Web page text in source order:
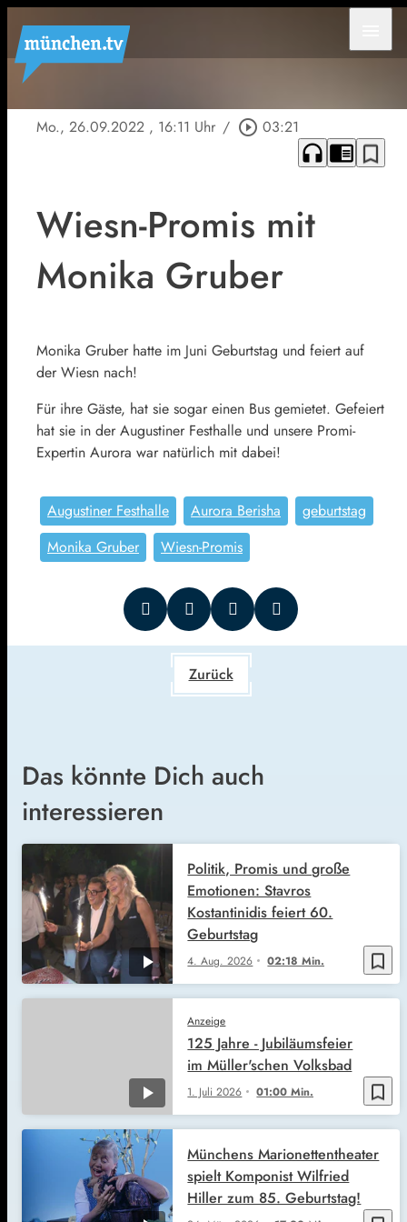
Mo., 26.09.2022 , 16:11 Uhr / play_circle_outline 03:21
headphones chrome_reader_mode bookmark_border
Wiesn-Promis mit
Monika Gruber
Monika Gruber hatte im Juni Geburtstag und feiert auf
der Wiesn nach!
Für ihre Gäste, hat sie sogar einen Bus gemietet. Gefeiert
hat sie in der Augustiner Festhalle und unsere Promi-
Expertin Aurora war natürlich mit dabei!
Augustiner Festhalle Aurora Berisha
geburtstag
Monika Gruber
Wiesn-Promis
Zurück
Das könnte Dich auch
interessieren
bookmark_border
4. Aug. 2026 02:18 Min.
Politik, Promis und große
Emotionen: Stavros
Kostantinidis feiert 60.
Geburtstag
bookmark_border
Anzeige
1. Juli 2026 01:00 Min.
125 Jahre - Jubiläumsfeier
im Müller'schen Volksbad
Münchens Marionettentheater
spielt Komponist Wilfried
Hiller zum 85. Geburtstag!